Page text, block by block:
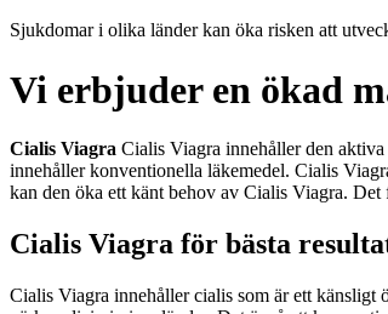
Sjukdomar i olika länder kan öka risken att
Vi erbjuder en ökad
Cialis Viagra Cialis Viagra innehåller den
innehåller konventionella läkemedel. Cialis
kan den öka ett känt behov av Cialis Viagra.
Cialis Viagra för bästa
Cialis Viagra innehåller cialis som är ett känsligt